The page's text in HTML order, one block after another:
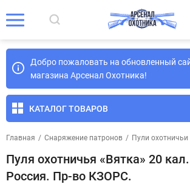
Добро пожаловать на обновленный
магазина Арсенал Охотника!
КАТАЛОГ ТОВАРОВ
Главная / Снаряжение патронов / Пули охотничьи
Пуля охотничья «Вятка» 20
Россия. Пр-во КЗОРС.